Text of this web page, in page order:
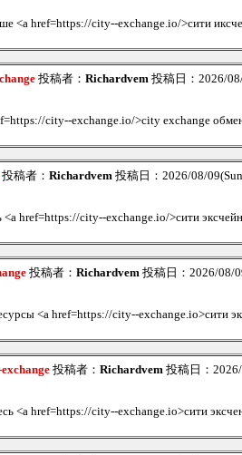
<a href=https://city--exchange.io/>сити
投稿者： Richardvem 投稿日：2026/
city--exchange.io/>city exchange
投稿者： Richardvem 投稿日：2026/08/
<a href=https://city--exchange.io/>сити
投稿者： Richardvem 投稿日：2026/08/
<a href=https://city--exchange.io>сити
投稿者： Richardvem 投稿日：
<a href=https://city--exchange.io>сити